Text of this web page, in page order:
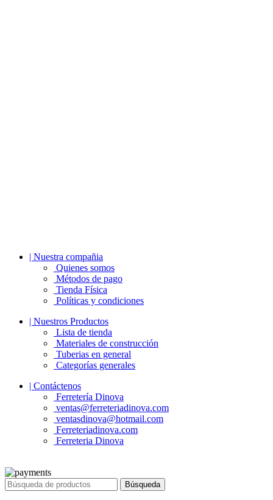
| Nuestra compañia
Quienes somos
Métodos de pago
Tienda Física
Políticas y condiciones
| Nuestros Productos
Lista de tienda
Materiales de construcción
Tuberias en general
Categorías generales
| Contáctenos
Ferretería Dinova
ventas@ferreteriadinova.com
ventasdinova@hotmail.com
Ferreteriadinova.com
Ferreteria Dinova
Búsqueda